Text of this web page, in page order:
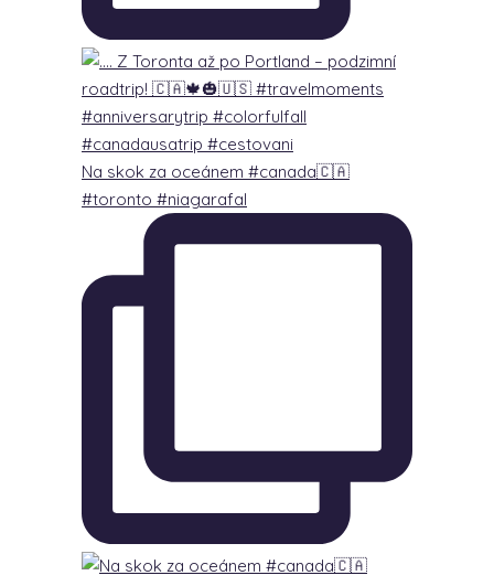
Na skok za oceánem #canada🇨🇦
#toronto #niagarafal